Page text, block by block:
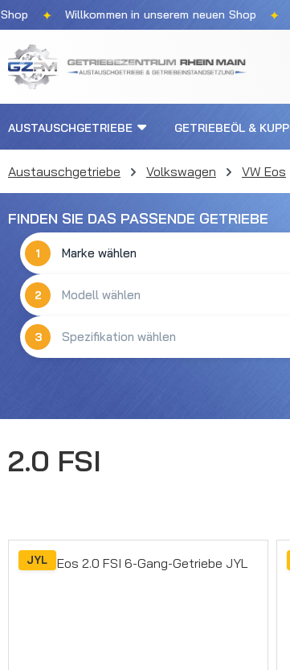
Hauptinhalt springen
Zur Suche springen
Zur Hauptnavigation springen
✦ Willkommen in unserem neuen Shop ✦
AUSTAUSCHGETRIEBE GETRIEBEÖL &
Austauschgetriebe Volkswagen VW Eos
FINDEN SIE DAS PASSENDE GETRIEBE
1
2
3
2.0 FSI
JYL